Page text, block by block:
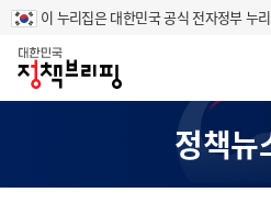
이 누리집은 대한민국 공식 전자정부 누
홈
정책뉴